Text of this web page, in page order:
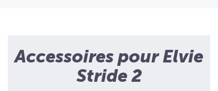
Accessoires pour Elvie
Stride 2